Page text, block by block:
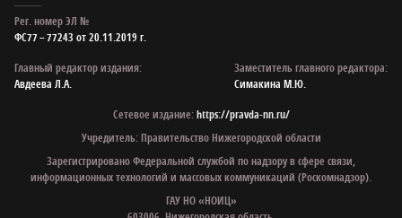
Рег. номер ЭЛ №
ФС77 – 77243 от 20.11.2019 г.
Главный редактор издания:
Авдеева Л.А.
Заместитель главного редактора:
Симакина М.Ю.
Сетевое издание:https://pravda-nn.ru/
Учредитель: Правительство Нижегородской области
Зарегистрировано Федеральной службой по надзору в сфере связи,
информационных технологий и массовых коммуникаций (Роскомнадзор).
ГАУ НО «НОИЦ»